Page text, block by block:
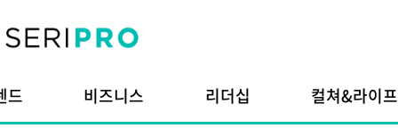
드 비즈니스 리더십 컬쳐&라이프